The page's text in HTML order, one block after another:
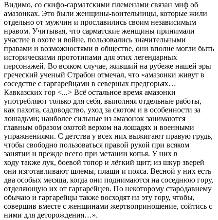
Видимо, со скифо-сарматскими племенами связан миф об
амазонках. Это были женщины-воительницы, которые жили
отдельно от мужчин и прославились своим независимым
нравом. Учитывая, что сарматские женщины принимали
участие в охоте и войне, пользовались значительными
правами и возможностями в обществе, они вполне могли быть
историческими прототипами для этих легендарных
персонажей. Во всяком случае, живший на рубеже нашей эры
греческий ученый Страбон отмечал, что «амазонки живут в
соседстве с гаргарейцами в северных предгорьях…
Кавказских гор <...> Всё остальное время амазонки
употребляют только для себя, выполняя отдельные работы,
как пахота, садоводство, уход за скотом и в особенности за
лошадьми; наиболее сильные из амазонок занимаются
главным образом охотой верхом на лошадях и военными
упражнениями. С детства у всех них выжигают правую грудь,
чтобы свободно пользоваться правой рукой при всяком
занятии и прежде всего при метании копья. У них в
ходу также лук, боевой топор и лёгкий щит; из шкур зверей
они изготавливают шлемы, плащи и пояса. Весной у них есть
два особых месяца, когда они поднимаются на соседнюю гору,
отделяющую их от гаргарейцев. По некоторому стародавнему
обычаю и гаргарейцы также восходят на эту гору, чтобы,
совершив вместе с женщинами жертвоприношение, сойтись с
ними для деторождения…».